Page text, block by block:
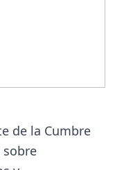
de la Cumbre
sobre